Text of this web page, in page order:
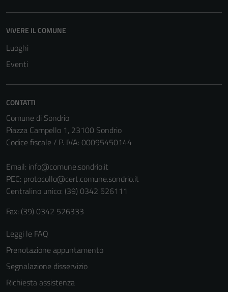
VIVERE IL COMUNE
Luoghi
Eventi
CONTATTI
Comune di Sondrio
Piazza Campello 1, 23100 Sondrio
Codice fiscale / P. IVA: 00095450144
Email: info@comune.sondrio.it
PEC: protocollo@cert.comune.sondrio.it
Centralino unico: (39) 0342 526111
Fax: (39) 0342 526333
Leggi le FAQ
Prenotazione appuntamento
Segnalazione disservizio
Richiesta assistenza
informazioni